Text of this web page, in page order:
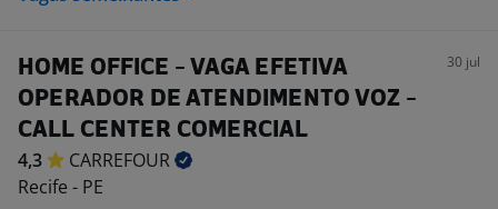
HOME OFFICE - VAGA EFETIVA
OPERADOR DE ATENDIMENTO VOZ -
CALL CENTER COMERCIAL
30 jul
4,3
CARREFOUR
Recife - PE